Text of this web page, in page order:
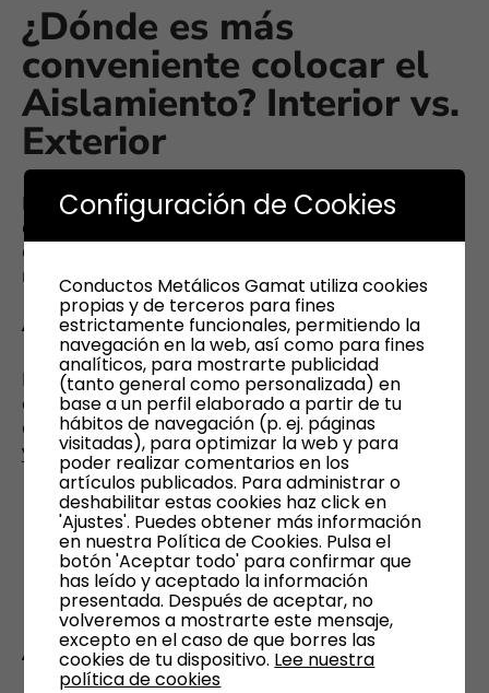
¿Dónde es más
conveniente colocar el
Aislamiento? Interior vs.
Exterior
El aislamiento, ya sea térmico o acústico, puede
colocarse en el
conductos, y dependerá en gran medida de las
necesidades del proyecto.
Aislamiento exterior
El aislamiento colocado en el exterior de los
conductos es el más común en instalaciones
comerciales y residenciales, ya que es fácil de instalar
y mantener. Algunas de sus ventajas son:
Facilita el mantenimiento de los conductos.
Protege los conductos frente a cambios de
temperatura y humedad.
Cubre de forma uniforme toda la superficie del
conducto, lo que reduce las pérdidas térmicas.
Aislamiento interior
Configuración de Cookies
Conductos Metálicos Gamat utiliza cookies
propias y de terceros para fines
estrictamente funcionales, permitiendo la
navegación en la web, así como para fines
analíticos, para mostrarte publicidad
(tanto general como personalizada) en
base a un perfil elaborado a partir de tu
hábitos de navegación (p. ej. páginas
visitadas), para optimizar la web y para
poder realizar comentarios en los
artículos publicados. Para administrar o
deshabilitar estas cookies haz click en
'Ajustes'. Puedes obtener más información
en nuestra Política de Cookies. Pulsa el
botón 'Aceptar todo' para confirmar que
has leído y aceptado la información
presentada. Después de aceptar, no
volveremos a mostrarte este mensaje,
excepto en el caso de que borres las
cookies de tu dispositivo. Lee nuestra
política de cookies